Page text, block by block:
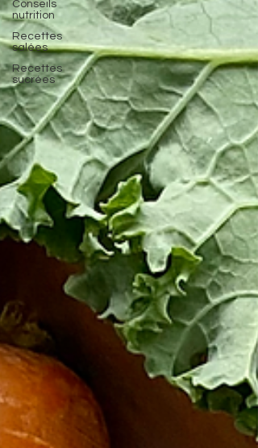
Conseils
nutrition
Recettes
salées
Recettes
sucrées